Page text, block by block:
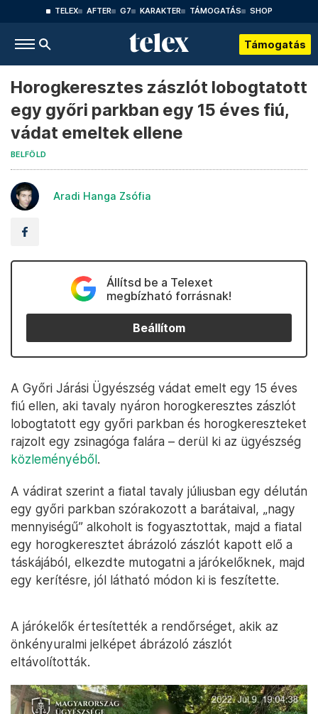
TELEX AFTER G7 KARAKTER TÁMOGATÁS SHOP
Támogatás
Horogkeresztes zászlót lobogtatott
egy győri parkban egy 15 éves fiú,
vádat emeltek ellene
BELFÖLD
Aradi Hanga Zsófia
Állítsd be a Telexet
megbízható forrásnak!
Beállítom
A Győri Járási Ügyészség vádat emelt egy 15 éves
fiú ellen, aki tavaly nyáron horogkeresztes zászlót
lobogtatott egy győri parkban és horogkereszteket
rajzolt egy zsinagóga falára – derül ki az ügyészség
közleményéből.
A vádirat szerint a fiatal tavaly júliusban egy délután
egy győri parkban szórakozott a barátaival, „nagy
mennyiségű” alkoholt is fogyasztottak, majd a fiatal
egy horogkeresztet ábrázoló zászlót kapott elő a
táskájából, elkezdte mutogatni a járókelőknek, majd
egy kerítésre, jól látható módon ki is feszítette.
A járókelők értesítették a rendőrséget, akik az
önkényuralmi jelképet ábrázoló zászlót
eltávolították.